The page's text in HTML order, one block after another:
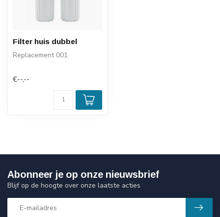
Filter huis dubbel
Replacement 001
€--,--
Abonneer je op onze nieuwsbrief
Blijf op de hoogte over onze laatste acties